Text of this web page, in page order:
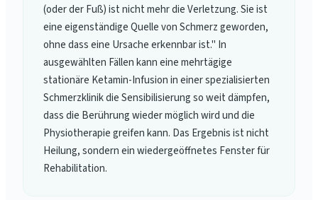
(oder der Fuß) ist nicht mehr die Verletzung. Sie ist
eine eigenständige Quelle von Schmerz geworden,
ohne dass eine Ursache erkennbar ist." In
ausgewählten Fällen kann eine mehrtägige
stationäre Ketamin-Infusion in einer spezialisierten
Schmerzklinik die Sensibilisierung so weit dämpfen,
dass die Berührung wieder möglich wird und die
Physiotherapie greifen kann. Das Ergebnis ist nicht
Heilung, sondern ein wiedergeöffnetes Fenster für
Rehabilitation.